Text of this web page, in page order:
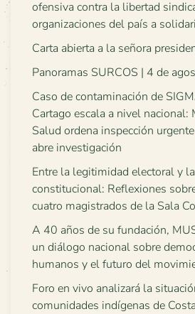
ofensiva contra la libertad
organizaciones del país a
Carta abierta a la señora
Panoramas SURCOS | 4 de
Caso de contaminación de
Cartago escala a nivel nacional:
Salud ordena inspección
abre investigación
Entre la legitimidad electoral y
constitucional: Reflexiones
cuatro magistrados de la Sala
A 40 años de su fundación,
un diálogo nacional sobre
humanos y el futuro del
Foro en vivo analizará la
comunidades indígenas de